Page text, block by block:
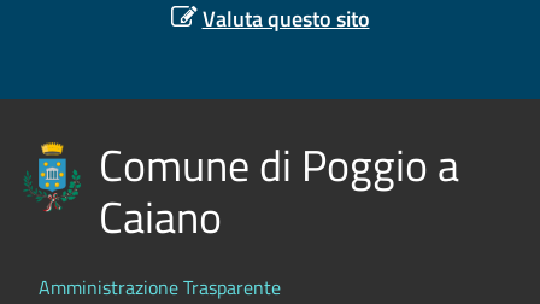
Valuta questo sito
Comune di Poggio a
Caiano
Amministrazione Trasparente